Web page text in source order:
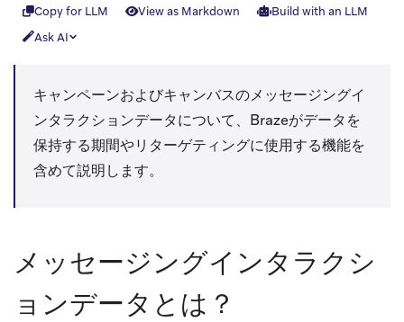
Copy for LLM View as Markdown
Build with an LLM
Ask AI
キャンペーンおよびキャンバスのメッセージングイ
ンタラクションデータについて、Brazeがデータを
保持する期間やリターゲティングに使用する機能を
含めて説明します。
メッセージングインタラクシ
ョンデータとは？